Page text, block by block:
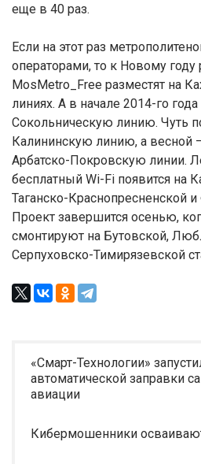
еще в 40 раз.
Если на этот раз
операторами, то к Новому году
MosMetro_Free разместят на
линиях. А в начале 2014-го года
Сокольническую линию. Чуть
Калининскую линию, а весной
Арбатско-Покровскую линии.
бесплатный Wi-Fi появится на
Таганско-Краснопресненской
Проект завершится осенью,
смонтируют на Бутовской,
Серпуховско-Тимирязевской
«Смарт-Технологии»
автоматической заправки
авиации
Кибермошенники